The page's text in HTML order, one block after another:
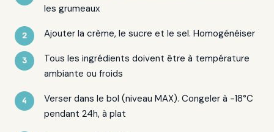
les grumeaux
Ajouter la crème, le sucre et le sel. Homogénéiser
Tous les ingrédients doivent être à température
ambiante ou froids
Verser dans le bol (niveau MAX). Congeler à -18°C
pendant 24h, à plat